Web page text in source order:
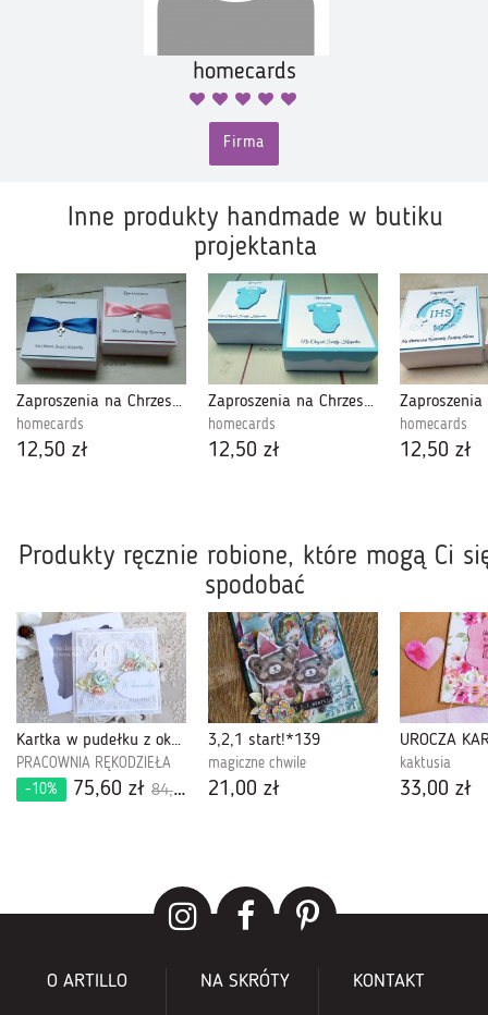
homecards
Firma
Inne produkty handmade w butiku
projektanta
Zaproszenia na Chrzest z krzyżykiem
homecards
12,50 zł
Zaproszenia na Chrzest 3d body box boy
homecards
12,50 zł
homecards
12,50 zł
Produkty ręcznie robione, które mogą Ci
spodobać
Kartka w pudełku z okazji 40.urodzin 497
PRACOWNIA RĘKODZIEŁA
-10%
75,60 zł 84,00 zł
3,2,1 start!*139
magiczne chwile
21,00 zł
kaktusia
33,00 zł
O ARTILLO NA SKRÓTY KONTAKT